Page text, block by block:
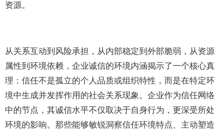
资源。
从关系互动到风险承担，从内部稳定到外部脆弱，从资源
属性到环境依赖，企业诚信的环境内涵揭示了一个核心真
理：信任不是孤立的个人品质或组织特性，而是在特定环
境中生成并发挥作用的社会关系现象。企业作为信任网络
中的节点，其诚信水平不仅取决于自身行为，更深受所处
环境的影响。那些能够敏锐洞察信任环境特点、主动塑造